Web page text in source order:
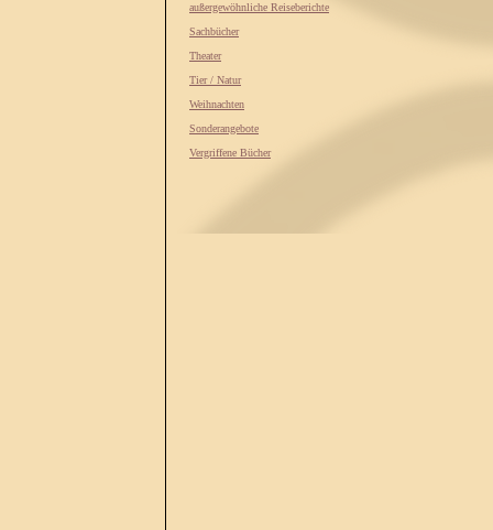
außergewöhnliche Reiseberichte
Sachbücher
Theater
Tier / Natur
Weihnachten
Sonderangebote
Vergriffene Bücher